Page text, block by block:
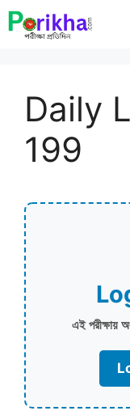
Skip
to
Daily
199
এই পরীক্ষায়